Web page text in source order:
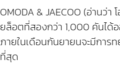
OMODA & JAECOO (อ่านว่
ยล็อตที่สองกว่า 1,000 คันได้
ภายในเดือนกันยายนจะมีการ
ที่สุด